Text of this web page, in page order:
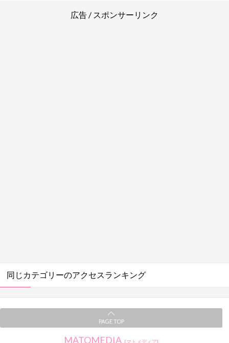
広告 / スポンサーリンク
同じカテゴリーのアクセスランキング
PAGE TOP
MATOMEDIA [マトメディア]